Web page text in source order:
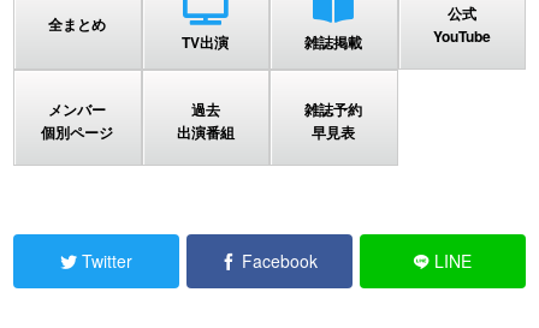
全まとめ
TV出演
雑誌掲載
公式
YouTube
メンバー
個別ページ
過去
出演番組
雑誌予約
早見表
Twitter Facebook LINE